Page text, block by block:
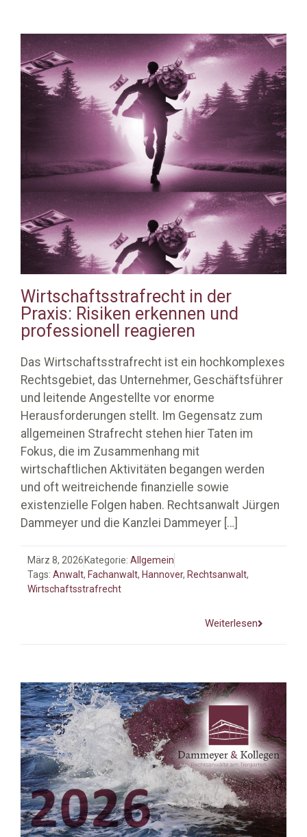
Wirtschaftsstrafrecht in der
Praxis: Risiken erkennen und
professionell reagieren
Das Wirtschaftsstrafrecht ist ein hochkomplexes
Rechtsgebiet, das Unternehmer, Geschäftsführer
und leitende Angestellte vor enorme
Herausforderungen stellt. Im Gegensatz zum
allgemeinen Strafrecht stehen hier Taten im
Fokus, die im Zusammenhang mit
wirtschaftlichen Aktivitäten begangen werden
und oft weitreichende finanzielle sowie
existenzielle Folgen haben. Rechtsanwalt Jürgen
Dammeyer und die Kanzlei Dammeyer […]
März 8, 2026 Kategorie: Allgemein
Tags: Anwalt, Fachanwalt, Hannover, Rechtsanwalt,
Wirtschaftsstrafrecht
Weiterlesen